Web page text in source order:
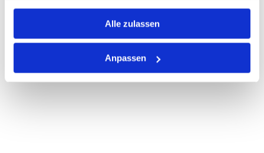
gesammelt haben.
Alle zulassen
Anpassen